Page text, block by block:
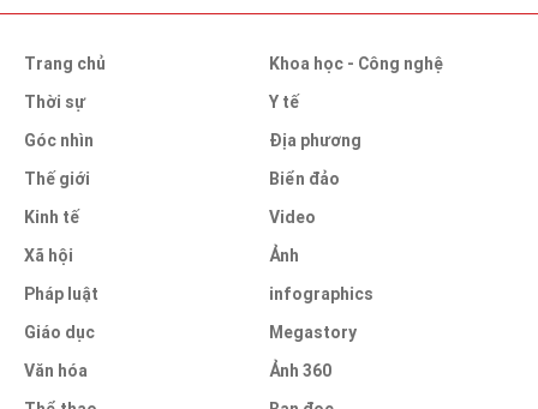
Trang chủ
Thời sự
Góc nhìn
Thế giới
Kinh tế
Xã hội
Pháp luật
Giáo dục
Văn hóa
Khoa học - Công nghệ
Y tế
Địa phương
Biển đảo
Video
Ảnh
infographics
Megastory
Ảnh 360